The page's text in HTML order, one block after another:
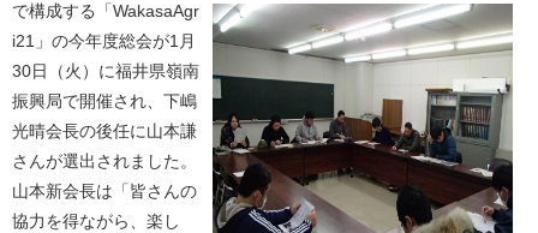
で構成する「WakasaAgr
i21」の今年度総会が1月
30日（火）に福井県嶺南
振興局で開催され、下嶋
光晴会長の後任に山本謙
さんが選出されました。
山本新会長は「皆さんの
協力を得ながら、楽し